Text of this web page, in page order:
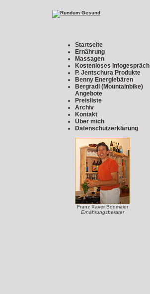
Startseite
Ernährung
Massagen
Kostenloses Infogespräch
P. Jentschura Produkte
Benny Energiebären
Bergradl (Mountainbike)
Angebote
Preisliste
Archiv
Kontakt
Über mich
Datenschutzerklärung
Franz Xaver Bodmaier
Ernährungsberater